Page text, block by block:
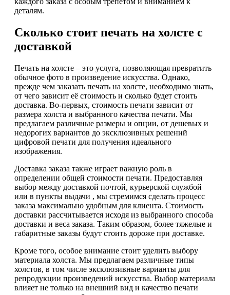
деталям.
Сколько стоит печать на холсте с
доставкой
Печать на холсте – это услуга, позволяющая превратить
обычное фото в произведение искусства. Однако,
прежде чем заказать печать на холсте, необходимо знать,
от чего зависит её стоимость и сколько будет стоить
доставка. Во-первых, стоимость печати зависит от
размера холста и выбранного качества печати. Мы
предлагаем различные размеры и опции, от дешевых и
недорогих вариантов до эксклюзивных решений
цифровой печати для получения идеального
изображения.
Доставка заказа также играет важную роль в
определении общей стоимости печати. Предоставляя
выбор между доставкой почтой, курьерской службой
или в пункты выдачи , мы стремимся сделать процесс
заказа максимально удобным для клиента. Стоимость
доставки рассчитывается исходя из выбранного способа
доставки и веса заказа. Таким образом, более тяжелые и
габаритные заказы будут стоить дороже при доставке.
Кроме того, особое внимание стоит уделить выбору
материала холста. Мы предлагаем различные типы
холстов, в том числе эксклюзивные варианты для
репродукции произведений искусства. Выбор материала
влияет не только на внешний вид и качество печати